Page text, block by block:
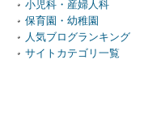
小児科・産婦人科
保育園・幼稚園
人気ブログランキング
サイトカテゴリ一覧